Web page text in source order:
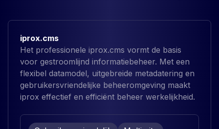
iprox.cms
Het professionele iprox.cms vormt de basis
voor gestroomlijnd informatiebeheer. Met een
flexibel datamodel, uitgebreide metadatering en
gebruikersvriendelijke beheeromgeving maakt
iprox effectief en efficiënt beheer werkelijkheid.